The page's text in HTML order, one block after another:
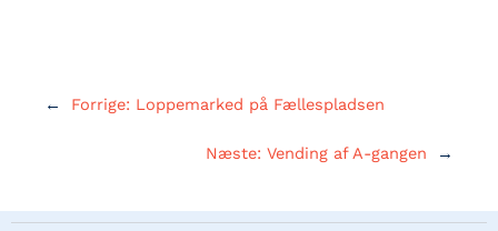
← Forrige: Loppemarked på Fællespladsen
Næste: Vending af A-gangen →